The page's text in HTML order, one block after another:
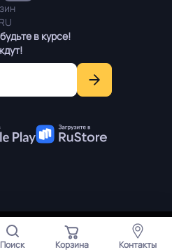
в курсе!
Поиск Корзина Контакты
работу сайта для
Согласен